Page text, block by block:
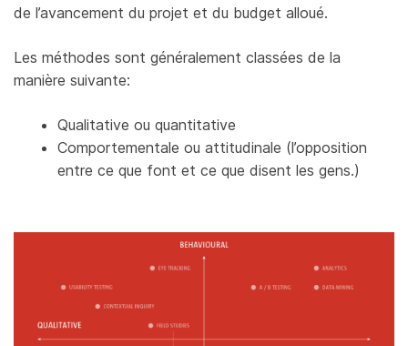
de l’avancement du projet et du budget alloué.
Les méthodes sont généralement classées de la
manière suivante:
Qualitative ou quantitative
Comportementale ou attitudinale (l’opposition
entre ce que font et ce que disent les gens.)